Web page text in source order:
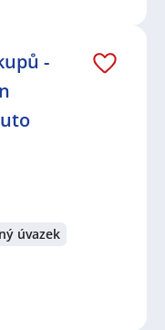
-
úvazek